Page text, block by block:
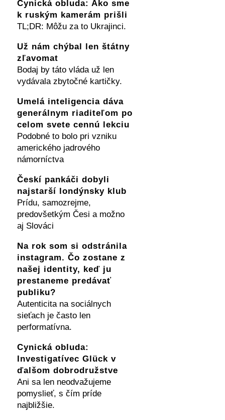
Cynická obluda: Ako sme
k ruským kamerám prišli
TL;DR: Môžu za to Ukrajinci.
Už nám chýbal len štátny
zľavomat
Bodaj by táto vláda už len
vydávala zbytočné kartičky.
Umelá inteligencia dáva
generálnym riaditeľom po
celom svete cennú lekciu
Podobné to bolo pri vzniku
amerického jadrového
námorníctva
Českí pankáči dobyli
najstarší londýnsky klub
Prídu, samozrejme,
predovšetkým Česi a možno
aj Slováci
Na rok som si odstránila
instagram. Čo zostane z
našej identity, keď ju
prestaneme predávať
publiku?
Autenticita na sociálnych
sieťach je často len
performatívna.
Cynická obluda:
Investigatívec Glück v
ďalšom dobrodružstve
Ani sa len neodvažujeme
pomyslieť, s čím príde
najbližšie.